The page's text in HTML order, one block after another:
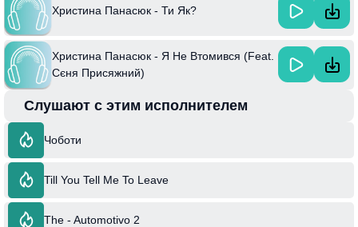
Христина Панасюк - Ти Як?
Христина Панасюк - Я Не Втомився (Feat.
Сєня Присяжний)
Слушают с этим исполнителем
Чоботи
Till You Tell Me To Leave
The - Automotivo 2